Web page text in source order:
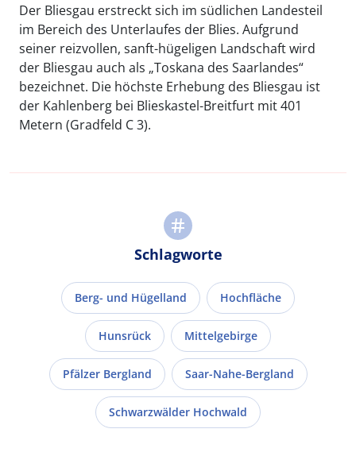
Der Bliesgau erstreckt sich im südlichen Landesteil
im Bereich des Unterlaufes der Blies. Aufgrund
seiner reizvollen, sanft-hügeligen Landschaft wird
der Bliesgau auch als „Toskana des Saarlandes“
bezeichnet. Die höchste Erhebung des Bliesgau ist
der Kahlenberg bei Blieskastel-Breitfurt mit 401
Metern (Gradfeld C 3).
Schlagworte
Berg- und Hügelland Hochfläche
Hunsrück Mittelgebirge
Pfälzer Bergland Saar-Nahe-Bergland
Schwarzwälder Hochwald